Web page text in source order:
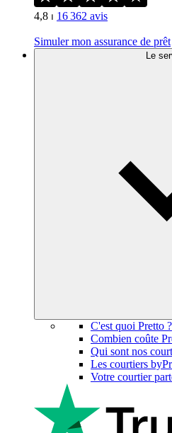
4,8 ⏐ 16 362 avis
Simuler mon assurance de prêt
Le
C'est quoi Pretto ?
Combien coûte
Qui sont nos
Les courtiers
Votre courtier